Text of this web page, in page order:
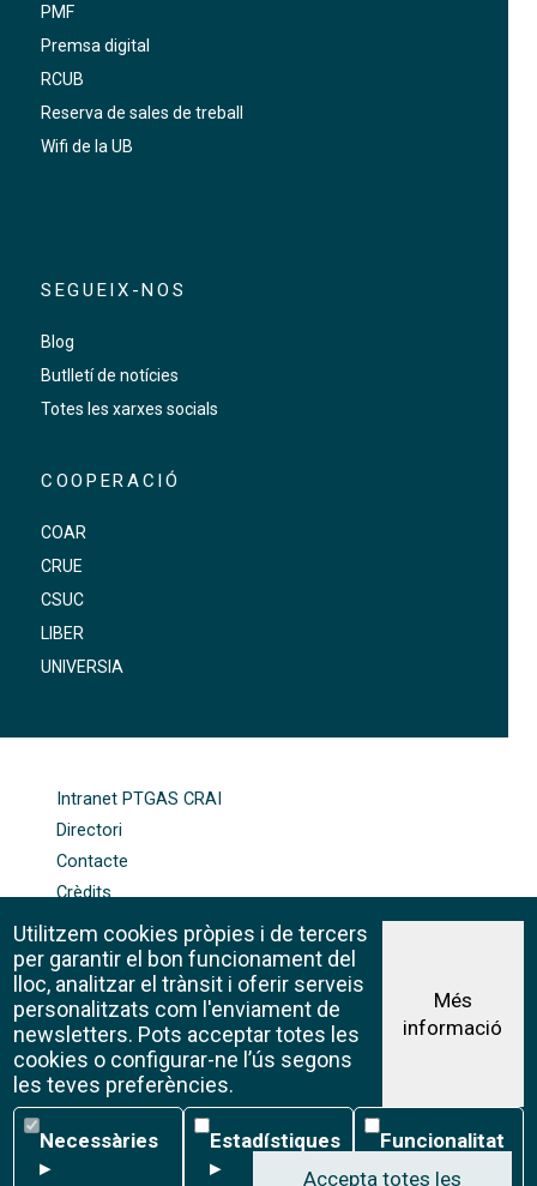
PMF
Premsa digital
RCUB
Reserva de sales de treball
Wifi de la UB
SEGUEIX-NOS
Blog
Butlletí de notícies
Totes les xarxes socials
COOPERACIÓ
COAR
CRUE
CSUC
LIBER
UNIVERSIA
Intranet PTGAS CRAI
Directori
Contacte
Crèdits
Política de galetes
Avís legal
©CRAI Universitat de Barcelona
Creative Commons 4.0
Utilitzem cookies pròpies i de tercers
per garantir el bon funcionament del
lloc, analitzar el trànsit i oferir serveis
personalitzats com l'enviament de
newsletters. Pots acceptar totes les
cookies o configurar-ne l’ús segons
les teves preferències.
Més
informació
Necessàries
Necessàries
▸
Estadístiques
Estadístiques
▸
Funcionalitat
Funcionalitat
▸
Accepta totes les